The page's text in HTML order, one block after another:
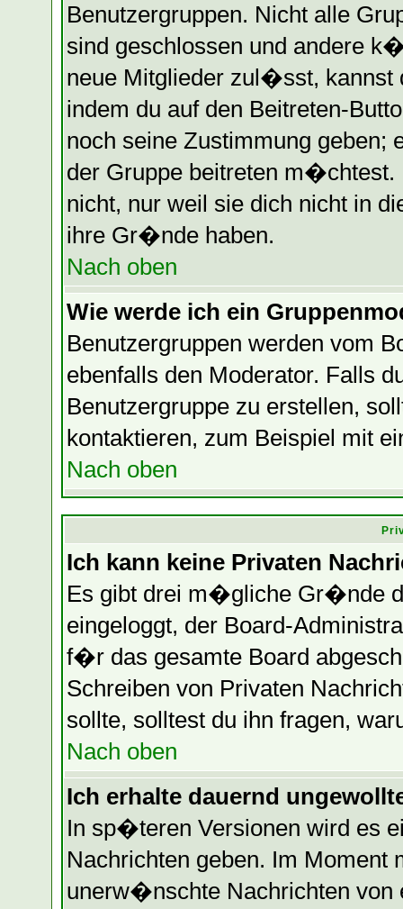
Benutzergruppen. Nicht alle
sind geschlossen und andere
neue Mitglieder zul�sst, kannst
indem du auf den Beitreten-
noch seine Zustimmung
der Gruppe beitreten m�chtest.
nicht, nur weil sie dich nicht in
ihre Gr�nde haben.
Nach oben
Wie werde ich ein
Benutzergruppen werden vom
ebenfalls den Moderator. Falls
Benutzergruppe zu erstellen,
kontaktieren, zum Beispiel mit
Nach oben
Ich kann keine Privaten
Es gibt drei m�gliche Gr�nde
eingeloggt, der Board-
f�r das gesamte Board
Schreiben von Privaten
sollte, solltest du ihn fragen,
Nach oben
Ich erhalte dauernd
In sp�teren Versionen wird es
Nachrichten geben. Im Moment
unerw�nschte Nachrichten